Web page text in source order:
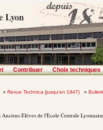
Lyon
Contribuer Choix techniques
» Revue Technica (jusqu'en 1947) »
Elèves de l'Ecole Centrale